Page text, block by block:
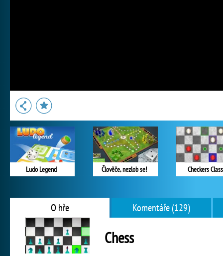
Ludo Legend Člověče, nezlob se! Checkers
O hře Komentáře (129)
Chess